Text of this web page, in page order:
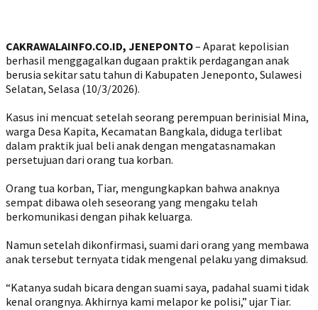
CAKRAWALAINFO.CO.ID, JENEPONTO– Aparat kepolisian
berhasil menggagalkan dugaan praktik perdagangan anak
berusia sekitar satu tahun di Kabupaten Jeneponto, Sulawesi
Selatan, Selasa (10/3/2026).
‎Kasus ini mencuat setelah seorang perempuan berinisial Mina,
warga Desa Kapita, Kecamatan Bangkala, diduga terlibat
dalam praktik jual beli anak dengan mengatasnamakan
persetujuan dari orang tua korban.
‎Orang tua korban, Tiar, mengungkapkan bahwa anaknya
sempat dibawa oleh seseorang yang mengaku telah
berkomunikasi dengan pihak keluarga.
‎Namun setelah dikonfirmasi, suami dari orang yang membawa
anak tersebut ternyata tidak mengenal pelaku yang dimaksud.
‎“Katanya sudah bicara dengan suami saya, padahal suami tidak
kenal orangnya. Akhirnya kami melapor ke polisi,” ujar Tiar.